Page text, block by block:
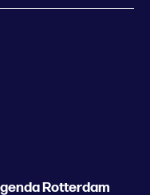
Rotterdam